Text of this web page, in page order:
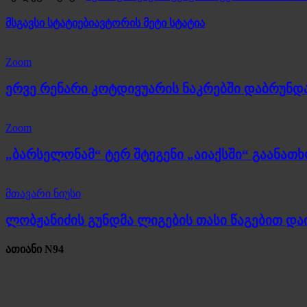
მსგავსი სტატიებიავტორის მეტი სტატია
Zoom
ერვე რენარი კოტდივუარის ნაკრებში
Zoom
„ბარსელონამ“ ტერ შტეგენი „აიაქსში“
მთავარი ნიუსი
ლობჟანიძის გუნდმა ლიგების თასი წაგებით
ათიანი N94